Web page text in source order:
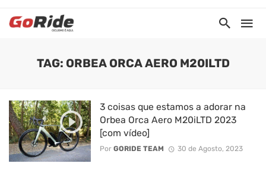
TAG: ORBEA ORCA AERO M20ILTD
3 coisas que estamos a adorar na
Orbea Orca Aero M20iLTD 2023
[com vídeo]
Por GORIDE TEAM 30 de Agosto, 2023